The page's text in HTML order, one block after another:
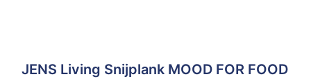
JENS Living Snijplank MOOD FOR FOOD